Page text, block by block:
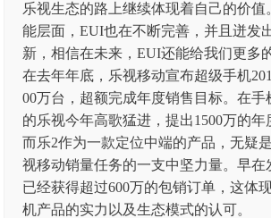
乐视生态的路上继续体现着自己的价值
能层面，EUI也在不断完善，并且迸发
新，相信在未来，EUI还能给我们更多
在去年年底，乐视移动宣布超级手机
00万台，超额完成年度销售目标。在手
的乐视今年高歌猛进，提出1500万的年
而乐2作为一款定位中端的产品，无疑
视移动销量任务的一支中坚力量。早在
已经获得超过600万的包销订单，这体
机产品的实力以及生态模式的认可。